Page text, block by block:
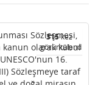
315kez
görüntülendi
Sözleşmesi,
olarak kabul
16.
Sözleşmeye taraf